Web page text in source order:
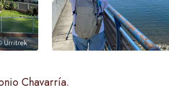
Chavarría.